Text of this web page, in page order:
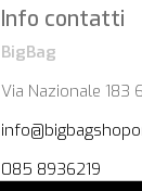
Info contatti
BigBag
Via Nazionale 183
085 8936219